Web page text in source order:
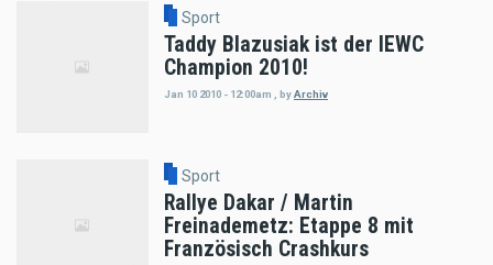
Sport
Taddy Blazusiak ist der IEWC
Champion 2010!
Jan 10 2010 - 12:00am byArchiv
Sport
Rallye Dakar / Martin
Freinademetz: Etappe 8 mit
Französisch Crashkurs